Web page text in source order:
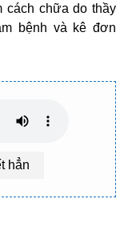
cách chữa do thầy
bệnh và kê đơn
hẳn